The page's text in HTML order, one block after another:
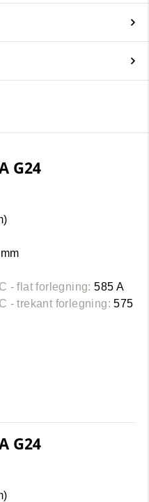
G24
- flat forlegning: 585 A
- trekant forlegning: 575
G24